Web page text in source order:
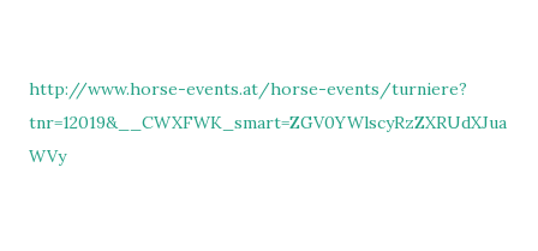
http://www.horse-events.at/horse-events/turniere?
tnr=12019&__CWXFWK_smart=ZGV0YWlscyRzZXRUdXJua
WVy